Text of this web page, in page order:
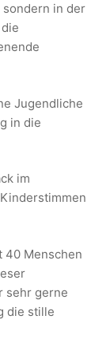
sondern in der
Jugendliche
in die
im
40 Menschen
sehr gerne
die stille